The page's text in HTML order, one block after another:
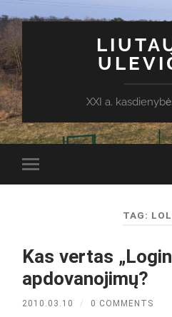
XXI a.
Toggle
mobile
TAG:
Kas vertas
apdovanojimų?
2010.03.10 / 0 COMMENTS